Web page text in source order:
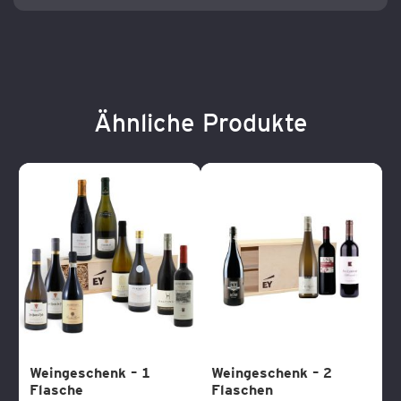
Ähnliche Produkte
Weingeschenk – 1
Flasche
Weingeschenk – 2
Flaschen